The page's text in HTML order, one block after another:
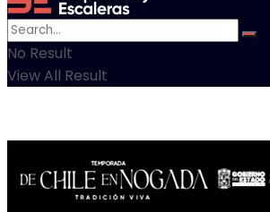
No Result
View All Result